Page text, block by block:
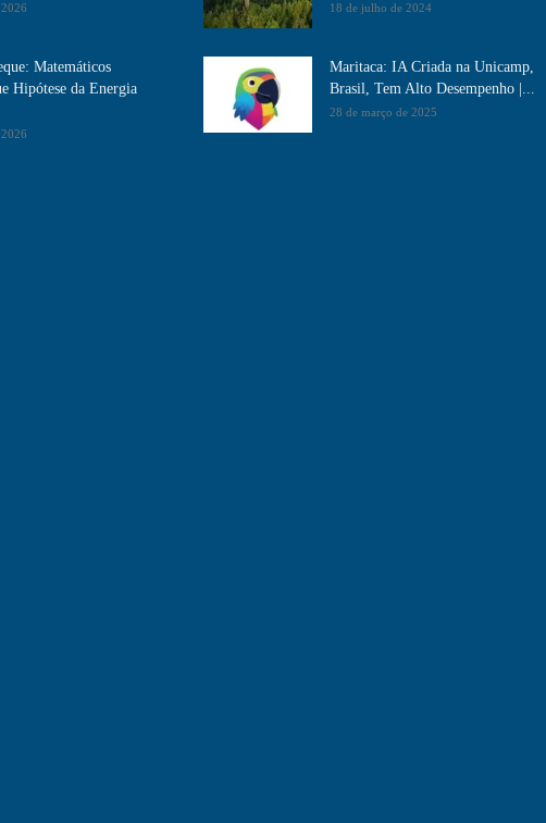
Matemáticos
Hipótese da Energia
18 de julho de 2024
Maritaca: IA Criada na Unicamp,
Brasil, Tem Alto Desempenho​ |...
28 de março de 2025